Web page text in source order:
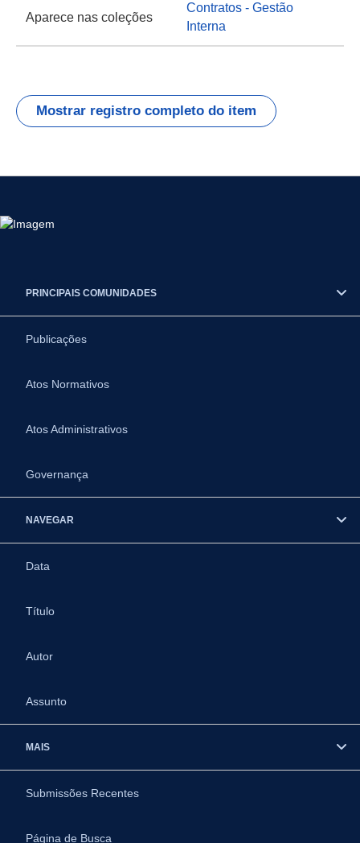
Aparece nas coleções
Contratos - Gestão
Interna
Mostrar registro completo do item
PRINCIPAIS COMUNIDADES
Publicações
Atos Normativos
Atos Administrativos
Governança
NAVEGAR
Data
Título
Autor
Assunto
MAIS
Submissões Recentes
Página de Busca